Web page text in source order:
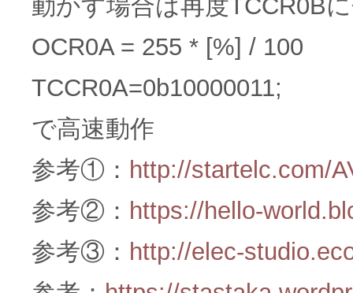
動かす場合は再度TCCR0B
OCR0A = 255 * [%] / 100
TCCR0A=0b10000011;
で高速動作
参考①： http://startelc.com/
参考②： https://hello-
参考③： http://elec-